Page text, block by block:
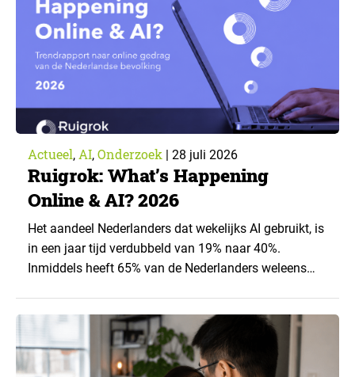
Actueel, AI, Onderzoek | 28 juli 2026
Ruigrok: What’s Happening
Online & AI? 2026
Het aandeel Nederlanders dat wekelijks AI gebruikt, is
in een jaar tijd verdubbeld van 19% naar 40%.
Inmiddels heeft 65% van de Nederlanders weleens
van What’s Happening Online & AI? 2026, het
jaarlijkse trendrapport van Ruigrok onderzoek &
advies over…